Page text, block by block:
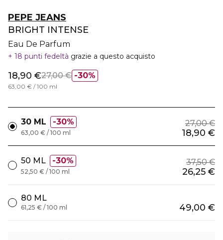
PEPE JEANS
BRIGHT INTENSE
Eau De Parfum
18 punti fedeltà grazie a questo acquisto
30%
18,90 €27,00 €
63,00 € / 100 ml
30 ML 30% 27,00 €
18,90 €
63,00 € / 100 ml
50 ML 30% 37,50 €
26,25 €
52,50 € / 100 ml
80 ML
49,00 €
61,25 € / 100 ml